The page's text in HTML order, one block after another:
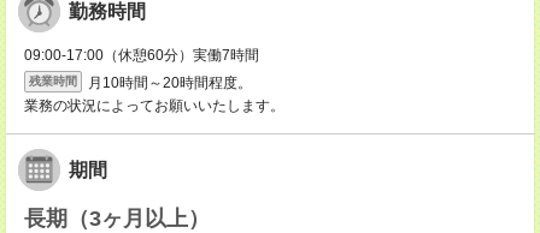
勤務時間
09:00-17:00（休憩60分）実働7時間
残業時間
月10時間～20時間程度。
業務の状況によってお願いいたします。
期間
長期（3ヶ月以上）